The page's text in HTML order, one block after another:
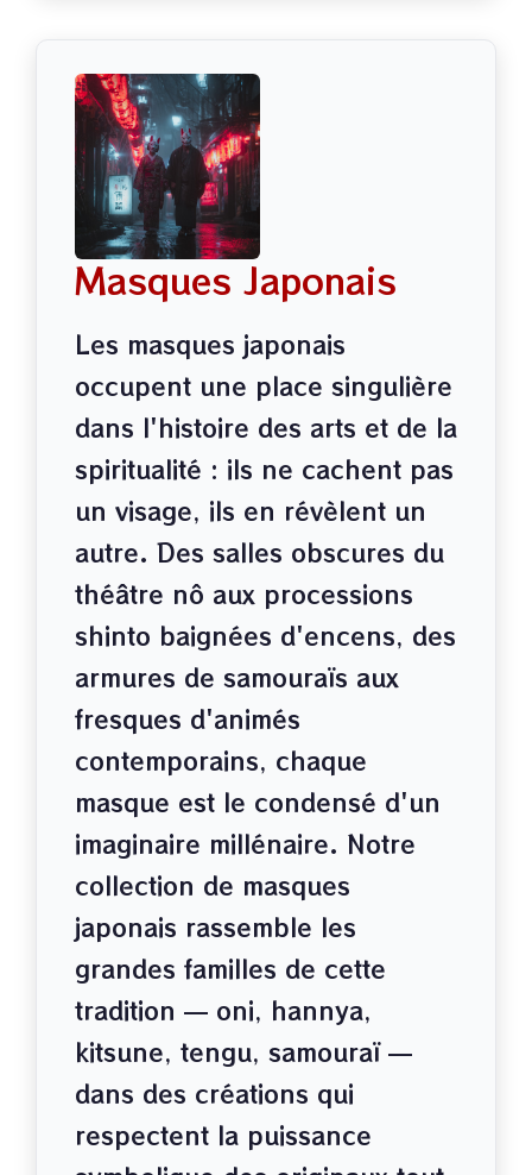
Masques Japonais
Les masques japonais
occupent une place singulière
dans l'histoire des arts et de la
spiritualité : ils ne cachent pas
un visage, ils en révèlent un
autre. Des salles obscures du
théâtre nô aux processions
shinto baignées d'encens, des
armures de samouraïs aux
fresques d'animés
contemporains, chaque
masque est le condensé d'un
imaginaire millénaire. Notre
collection de masques
japonais rassemble les
grandes familles de cette
tradition — oni, hannya,
kitsune, tengu, samouraï —
dans des créations qui
respectent la puissance